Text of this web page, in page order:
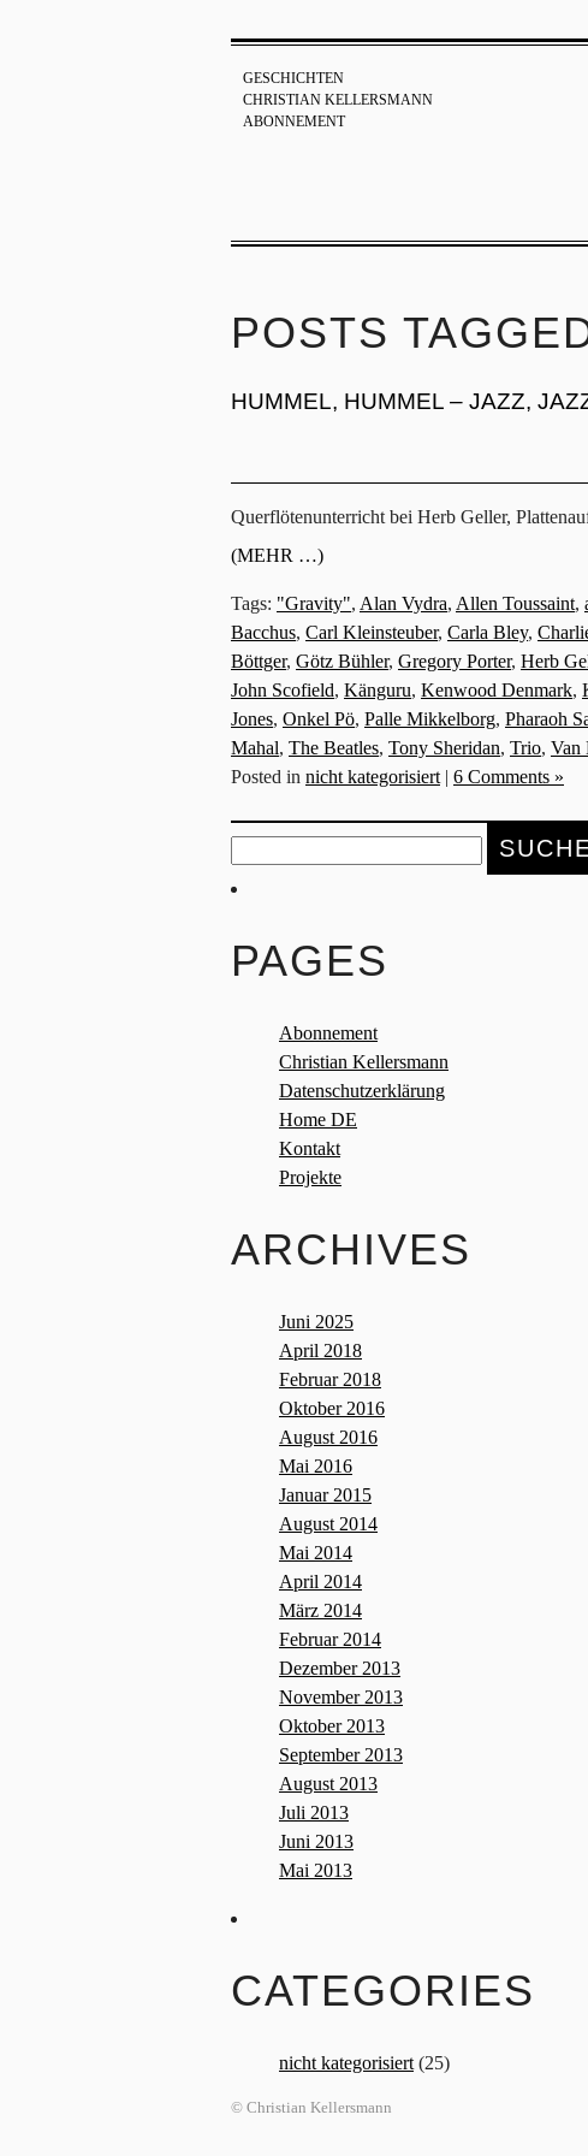
GESCHICHTEN
CHRISTIAN KELLERSMANN
ABONNEMENT
POSTS
HUMMEL, HUMMEL – JAZZ,
Querflötenunterricht bei Herb Geller,
(MEHR …)
Tags: "Gravity", Alan Vydra, Allen Toussaint,
Bacchus, Carl Kleinsteuber, Carla Bley,
Böttger, Götz Bühler, Gregory Porter, Herb
John Scofield, Känguru, Kenwood Denmark,
Jones, Onkel Pö, Palle Mikkelborg, Pharaoh
Mahal, The Beatles, Tony Sheridan, Trio, Van
Posted in nicht kategorisiert| 6 Comments »
Suche
nach:
PAGES
Abonnement
Christian Kellersmann
Datenschutzerklärung
Home DE
Kontakt
Projekte
ARCHIVES
Juni 2025
April 2018
Februar 2018
Oktober 2016
August 2016
Mai 2016
Januar 2015
August 2014
Mai 2014
April 2014
März 2014
Februar 2014
Dezember 2013
November 2013
Oktober 2013
September 2013
August 2013
Juli 2013
Juni 2013
Mai 2013
CATEGORIES
nicht kategorisiert (25)
© Christian Kellersmann